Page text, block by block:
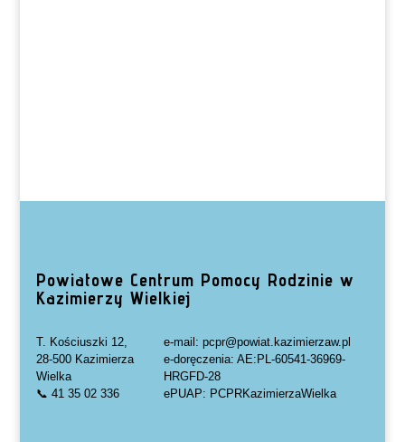
Powiatowe Centrum Pomocy Rodzinie w
Kazimierzy Wielkiej
T. Kościuszki 12,
28-500 Kazimierza
Wielka
📞 41 35 02 336
e-mail: pcpr@powiat.kazimierzaw.pl
e-doręczenia: AE:PL-60541-36969-
HRGFD-28
ePUAP: PCPRKazimierzaWielka